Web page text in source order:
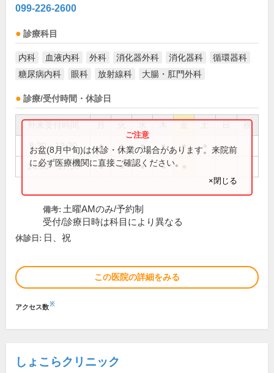
099-226-2600
診療科目
内科 血液内科 外科 消化器外科 消化器科
循環器科
糖尿病内科
眼科 放射線科 大腸・肛門外科
診療/受付時間・休診日
祝
8:30～12:30 ● ● ● ● ●
14:00～17:30 ● ● ● ●
お盆(8月中旬)は休診・休業の場合があります。来院前
に必ず医療機関に直接ご確認ください。
×閉じる
備考: 土曜AMのみ/予約制
受付/診療日時は科目により異なる
休診日: 日、祝
この医院の詳細をみる
アクセス数※
しょこらクリニック